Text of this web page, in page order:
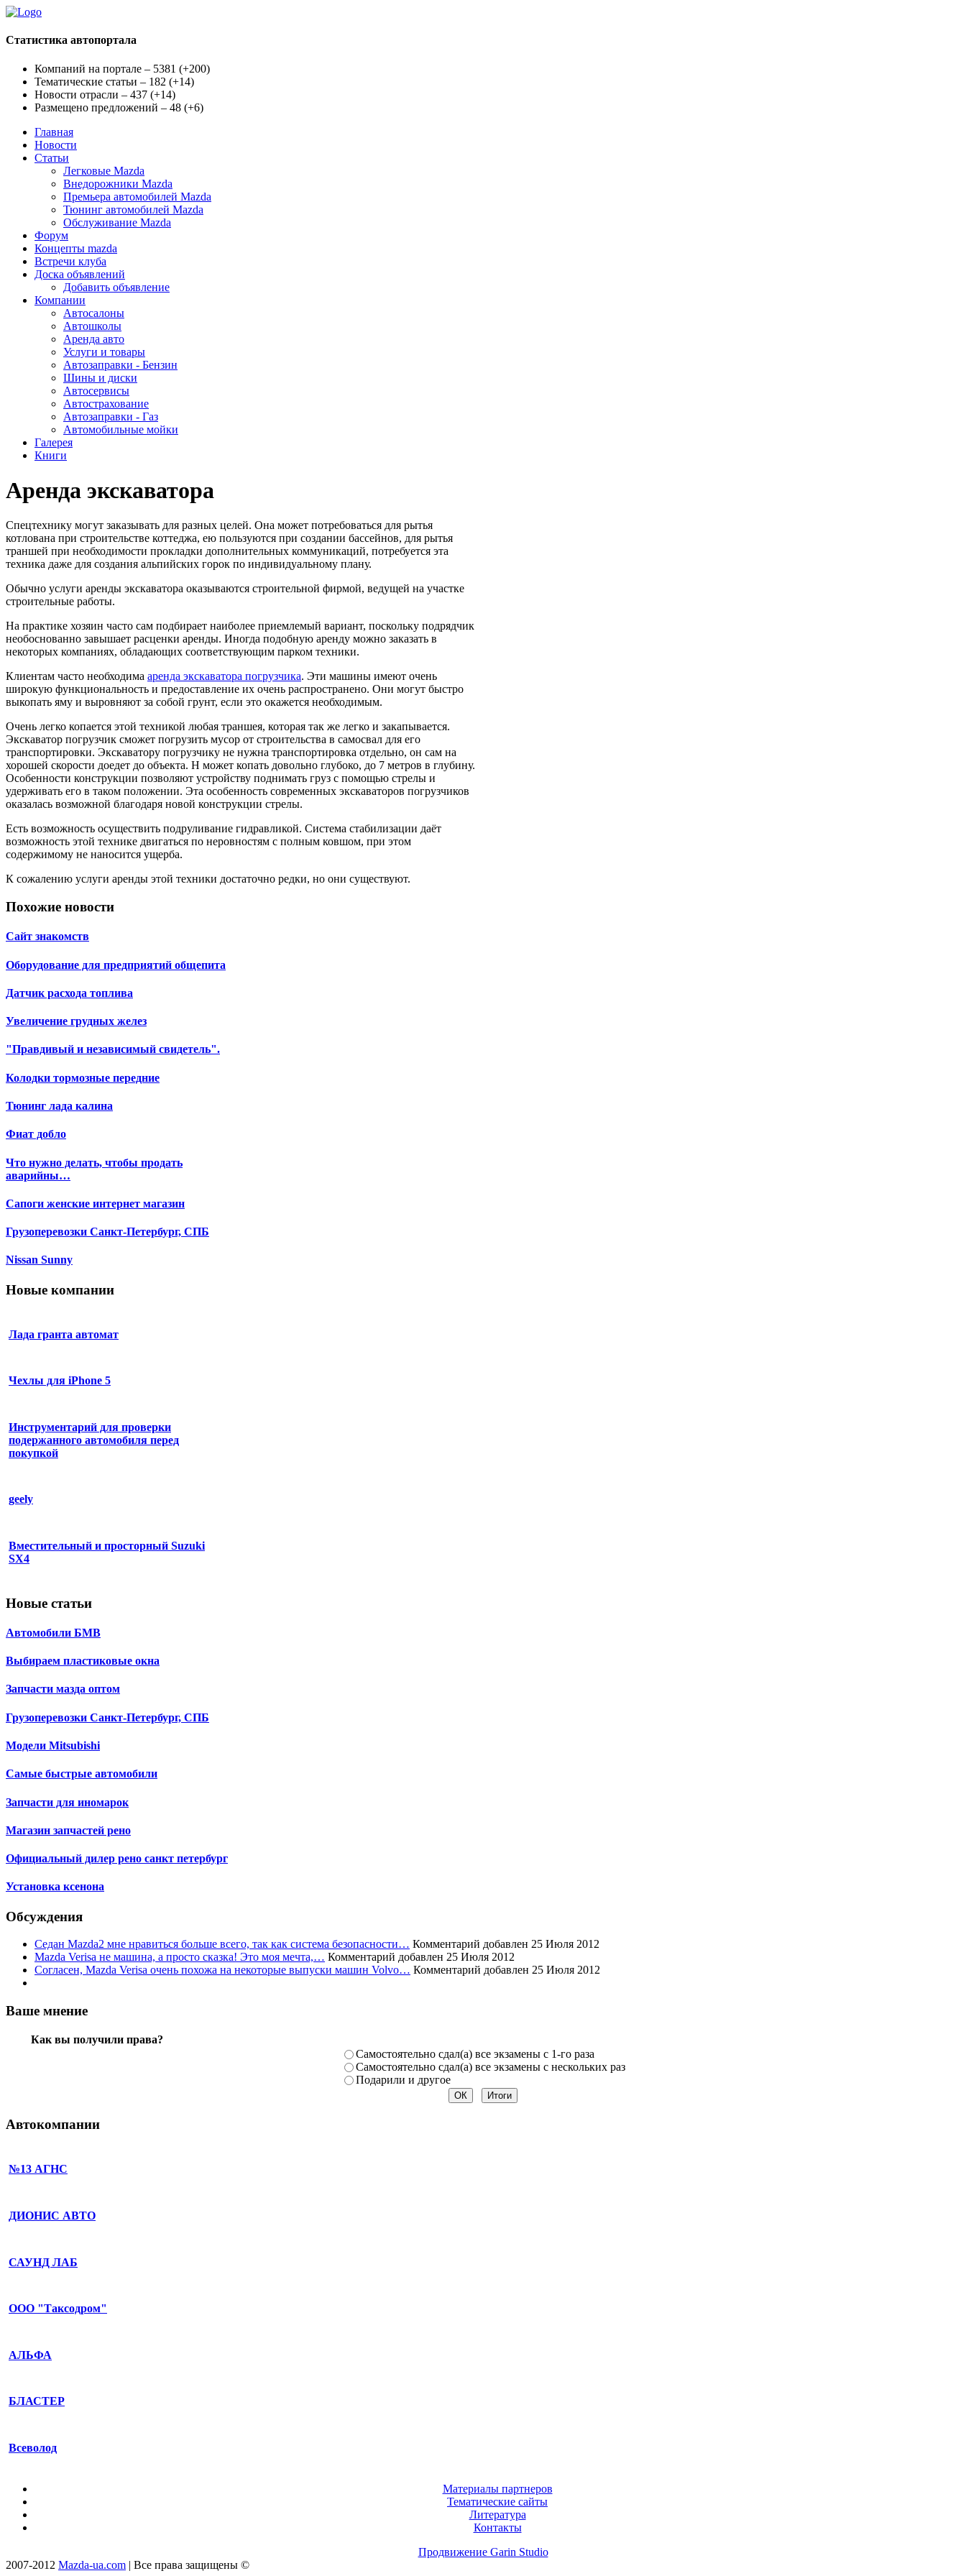
Статистика автопортала
Компаний на портале – 5381 (+200)
Тематические статьи – 182 (+14)
Новости отрасли – 437 (+14)
Размещено предложений – 48 (+6)
Главная
Новости
Статьи
Легковые Mazda
Внедорожники Mazda
Премьера автомобилей Mazda
Тюнинг автомобилей Mazda
Обслуживание Mazda
Форум
Концепты mazda
Встречи клуба
Доска объявлений
Добавить объявление
Компании
Автосалоны
Автошколы
Аренда авто
Услуги и товары
Автозаправки - Бензин
Шины и диски
Автосервисы
Автострахование
Автозаправки - Газ
Автомобильные мойки
Галерея
Книги
Аренда экскаватора
Спецтехнику могут заказывать для разных целей. Она может потребоваться для рытья
котлована при строительстве коттеджа, ею пользуются при создании бассейнов, для рытья
траншей при необходимости прокладки дополнительных коммуникаций, потребуется эта
техника даже для создания альпийских горок по индивидуальному плану.
Обычно услуги аренды экскаватора оказываются строительной фирмой, ведущей на участке
строительные работы.
На практике хозяин часто сам подбирает наиболее приемлемый вариант, поскольку подрядчик
необоснованно завышает расценки аренды. Иногда подобную аренду можно заказать в
некоторых компаниях, обладающих соответствующим парком техники.
Клиентам часто необходима аренда экскаватора погрузчика. Эти машины имеют очень
широкую функциональность и предоставление их очень распространено. Они могут быстро
выкопать яму и выровняют за собой грунт, если это окажется необходимым.
Очень легко копается этой техникой любая траншея, которая так же легко и закапывается.
Экскаватор погрузчик сможет погрузить мусор от строительства в самосвал для его
транспортировки. Экскаватору погрузчику не нужна транспортировка отдельно, он сам на
хорошей скорости доедет до объекта. Н может копать довольно глубоко, до 7 метров в глубину.
Особенности конструкции позволяют устройству поднимать груз с помощью стрелы и
удерживать его в таком положении. Эта особенность современных экскаваторов погрузчиков
оказалась возможной благодаря новой конструкции стрелы.
Есть возможность осуществить подруливание гидравликой. Система стабилизации даёт
возможность этой технике двигаться по неровностям с полным ковшом, при этом
содержимому не наносится ущерба.
К сожалению услуги аренды этой техники достаточно редки, но они существуют.
Похожие новости
Сайт знакомств
Оборудование для предприятий общепита
Датчик расхода топлива
Увеличение грудных желез
"Правдивый и независимый свидетель".
Колодки тормозные передние
Тюнинг лада калина
Фиат добло
Что нужно делать, чтобы продать
аварийны…
Сапоги женские интернет магазин
Грузоперевозки Санкт-Петербург, СПБ
Nissan Sunny
Новые компании
Лада гранта автомат
Чехлы для iPhone 5
Инструментарий для проверки
подержанного автомобиля перед
покупкой
geely
Вместительный и просторный Suzuki
SX4
Новые статьи
Автомобили БМВ
Выбираем пластиковые окна
Запчасти мазда оптом
Грузоперевозки Санкт-Петербург, СПБ
Модели Mitsubishi
Самые быстрые автомобили
Запчасти для иномарок
Магазин запчастей рено
Официальный дилер рено санкт петербург
Установка ксенона
Обсуждения
Седан Mazda2 мне нравиться больше всего, так как система безопасности… Комментарий добавлен 25 Июля 2012
Mazda Verisa не машина, а просто сказка! Это моя мечта,… Комментарий добавлен 25 Июля 2012
Согласен, Mazda Verisa очень похожа на некоторые выпуски машин Volvo… Комментарий добавлен 25 Июля 2012
Ваше мнение
Как вы получили права?
Самостоя­тельно сдал(а) все экзамены­ с 1-го раза
Самостоя­тельно сдал(а) все экзамены­ с нескольк­их раз
Подарили­ и другое
Автокомпании
№13 АГНС
ДИОНИС АВТО
САУНД ЛАБ
ООО "Таксодром"
АЛЬФА
БЛАСТЕР
Всеволод
Материалы партнеров
Тематические сайты
Литература
Контакты
Продвижение Garin Studio
2007-2012 Mazda-ua.com | Все права защищены ©